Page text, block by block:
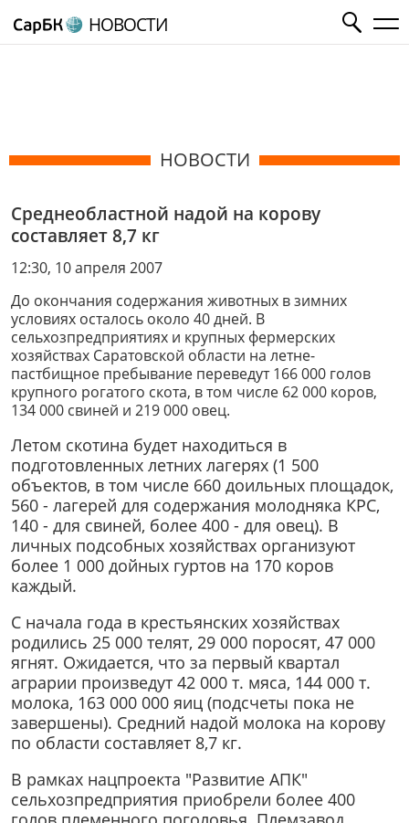
НОВОСТИ
НОВОСТИ
Среднеобластной надой на корову
составляет 8,7 кг
12:30, 10 апреля 2007
До окончания содержания животных в зимних
условиях осталось около 40 дней. В
сельхозпредприятиях и крупных фермерских
хозяйствах Саратовской области на летне-
пастбищное пребывание переведут 166 000 голов
крупного рогатого скота, в том числе 62 000 коров,
134 000 свиней и 219 000 овец.
Летом скотина будет находиться в
подготовленных летних лагерях (1 500
объектов, в том числе 660 доильных площадок,
560 - лагерей для содержания молодняка КРС,
140 - для свиней, более 400 - для овец). В
личных подсобных хозяйствах организуют
более 1 000 дойных гуртов на 170 коров
каждый.
С начала года в крестьянских хозяйствах
родились 25 000 телят, 29 000 поросят, 47 000
ягнят. Ожидается, что за первый квартал
аграрии произведут 42 000 т. мяса, 144 000 т.
молока, 163 000 000 яиц (подсчеты пока не
завершены). Средний надой молока на корову
по области составляет 8,7 кг.
В рамках нацпроекта "Развитие АПК"
сельхозпредприятия приобрели более 400